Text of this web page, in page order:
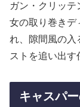
ガン・クリッ
女の取り巻きデ
れ、隙間風の入
ストを追い出す
キャスパ